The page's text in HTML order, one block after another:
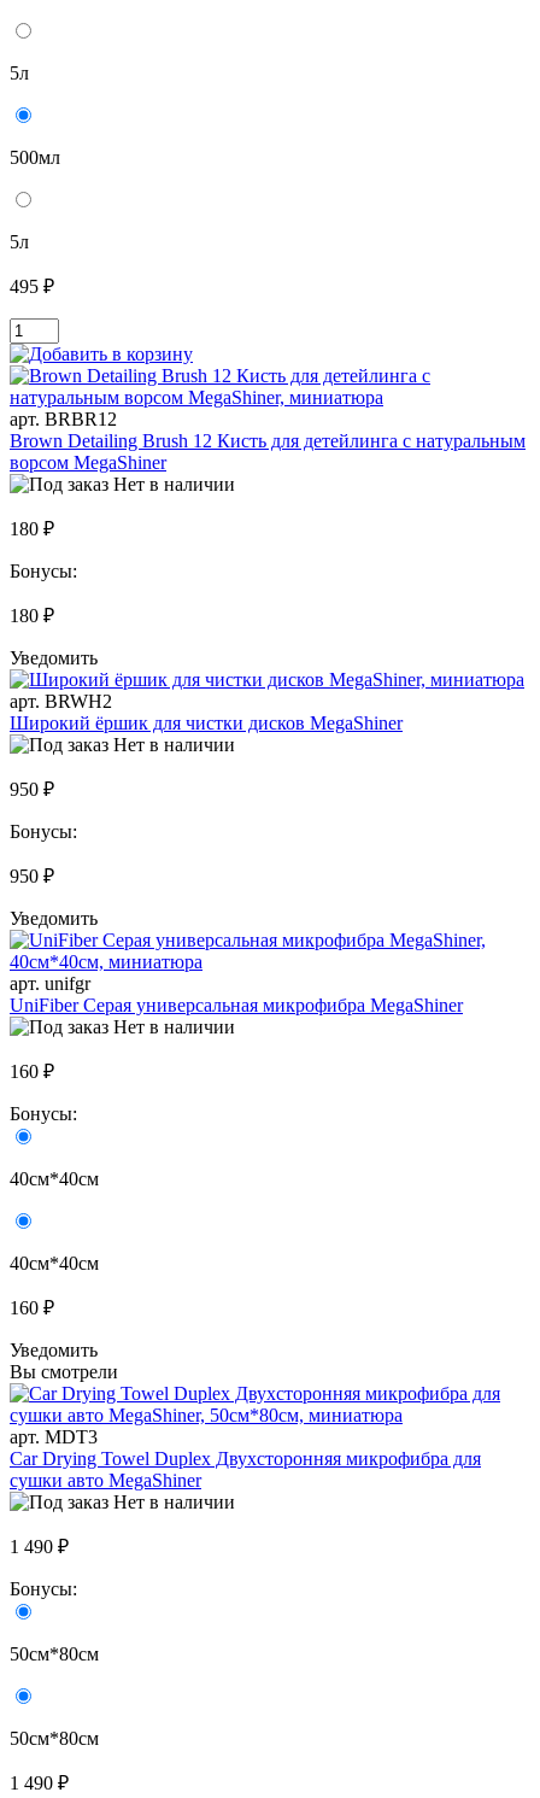
5л
500мл
5л
495 ₽
арт. BRBR12
Brown Detailing Brush 12 Кисть для детейлинга c натуральным
ворсом MegaShiner
Нет в наличии
180 ₽
Бонусы:
180 ₽
Уведомить
арт. BRWH2
Широкий ёршик для чистки дисков MegaShiner
Нет в наличии
950 ₽
Бонусы:
950 ₽
Уведомить
арт. unifgr
UniFiber Серая универсальная микрофибра MegaShiner
Нет в наличии
160 ₽
Бонусы:
40см*40см
40см*40см
160 ₽
Уведомить
Вы смотрели
арт. MDT3
Car Drying Towel Duplex Двухсторонняя микрофибра для
сушки авто MegaShiner
Нет в наличии
1 490 ₽
Бонусы:
50см*80см
50см*80см
1 490 ₽